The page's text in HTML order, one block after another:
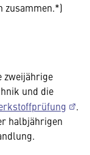
zusammen.*)
zweijährige
und die
.
halbjährigen